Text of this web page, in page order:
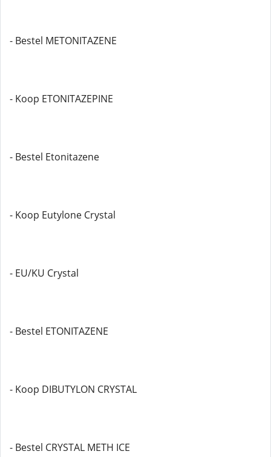
- Bestel METONITAZENE
- Koop ETONITAZEPINE
- Bestel Etonitazene
- Koop Eutylone Crystal
- EU/KU Crystal
- Bestel ETONITAZENE
- Koop DIBUTYLON CRYSTAL
- Bestel CRYSTAL METH ICE